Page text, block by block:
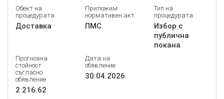
Обект на
процедурата
Доставка
Приложим
нормативен акт
ПМС
Тип на
процедурата
Избор с
публична
покана
Прогнозна
стойност
съгласно
обявление
2 216.62
Дата на
обявление
30.04.2026